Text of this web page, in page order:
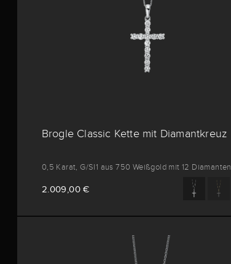
Brogle Classic Kette mit Diamantkreuz
0,5 Karat, G/SI1 aus 750 Weißgold mit 12 Diamanten
2.009,00 €